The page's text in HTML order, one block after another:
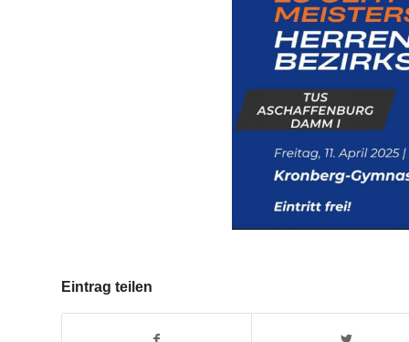
Eintrag teilen